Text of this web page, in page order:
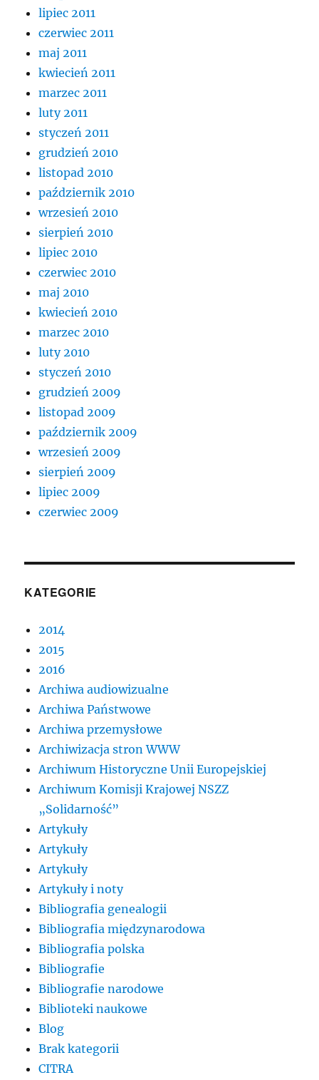
lipiec 2011
czerwiec 2011
maj 2011
kwiecień 2011
marzec 2011
luty 2011
styczeń 2011
grudzień 2010
listopad 2010
październik 2010
wrzesień 2010
sierpień 2010
lipiec 2010
czerwiec 2010
maj 2010
kwiecień 2010
marzec 2010
luty 2010
styczeń 2010
grudzień 2009
listopad 2009
październik 2009
wrzesień 2009
sierpień 2009
lipiec 2009
czerwiec 2009
KATEGORIE
2014
2015
2016
Archiwa audiowizualne
Archiwa Państwowe
Archiwa przemysłowe
Archiwizacja stron WWW
Archiwum Historyczne Unii Europejskiej
Archiwum Komisji Krajowej NSZZ
„Solidarność”
Artykuły
Artykuły
Artykuły
Artykuły i noty
Bibliografia genealogii
Bibliografia międzynarodowa
Bibliografia polska
Bibliografie
Bibliografie narodowe
Biblioteki naukowe
Blog
Brak kategorii
CITRA